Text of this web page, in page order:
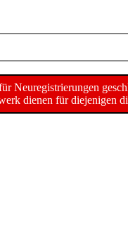
dienen für diejenigen